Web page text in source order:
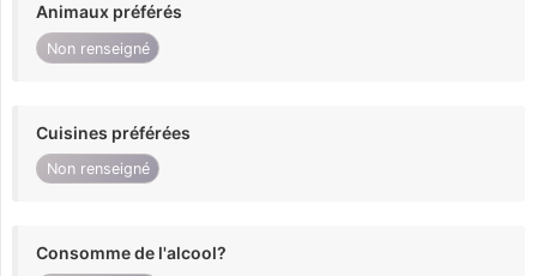
Animaux préférés
Non renseigné
Cuisines préférées
Non renseigné
Consomme de l'alcool?